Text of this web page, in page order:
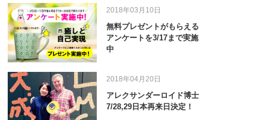
2018年03月10日
無料プレゼントがもらえる
アンケートを3/17まで実施
中
2018年04月20日
アレクサンダーロイド博士
7/28,29日本再来日決定！